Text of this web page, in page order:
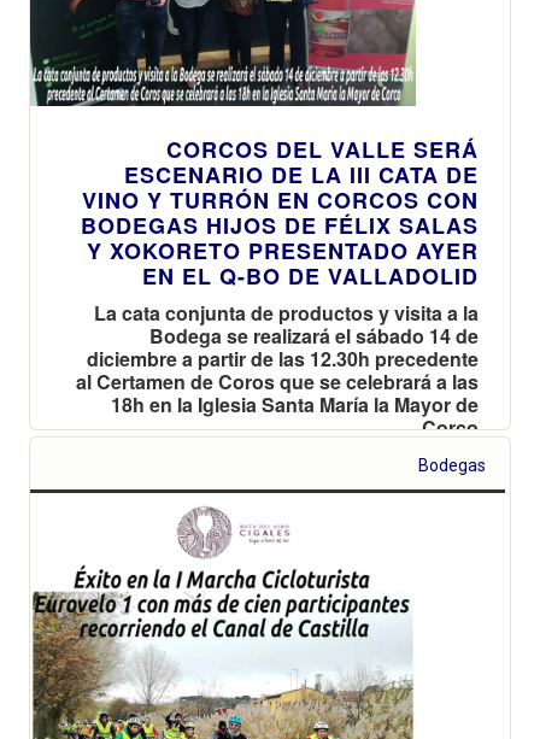
CORCOS DEL VALLE SERÁ
ESCENARIO DE LA III CATA DE
VINO Y TURRÓN EN CORCOS CON
BODEGAS HIJOS DE FÉLIX SALAS
Y XOKORETO PRESENTADO AYER
EN EL Q-BO DE VALLADOLID
La cata conjunta de productos y visita a la
Bodega se realizará el sábado 14 de
diciembre a partir de las 12.30h precedente
al Certamen de Coros que se celebrará a las
18h en la Iglesia Santa María la Mayor de
Corco
Bodegas